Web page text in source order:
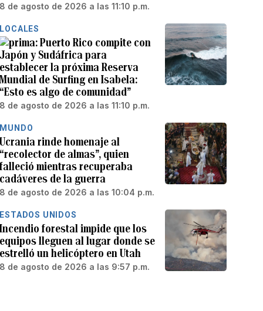
8 de agosto de 2026 a las 11:10 p.m.
LOCALES
Puerto Rico compite con
Japón y Sudáfrica para
establecer la próxima Reserva
Mundial de Surfing en Isabela:
“Esto es algo de comunidad”
8 de agosto de 2026 a las 11:10 p.m.
MUNDO
Ucrania rinde homenaje al
“recolector de almas”, quien
falleció mientras recuperaba
cadáveres de la guerra
8 de agosto de 2026 a las 10:04 p.m.
ESTADOS UNIDOS
Incendio forestal impide que los
equipos lleguen al lugar donde se
estrelló un helicóptero en Utah
8 de agosto de 2026 a las 9:57 p.m.